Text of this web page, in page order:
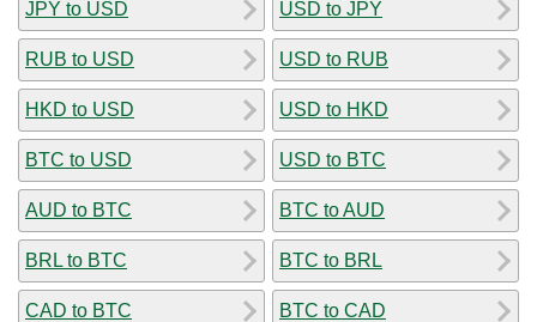
JPY to USD
RUB to USD
HKD to USD
BTC to USD
AUD to BTC
BRL to BTC
CAD to BTC
USD to JPY
USD to RUB
USD to HKD
USD to BTC
BTC to AUD
BTC to BRL
BTC to CAD